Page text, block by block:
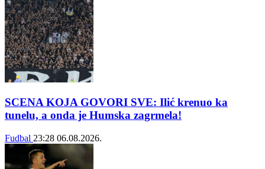
SCENA KOJA GOVORI SVE: Ilić krenuo ka
tunelu, a onda je Humska zagrmela!
Fudbal 23:28 06.08.2026.